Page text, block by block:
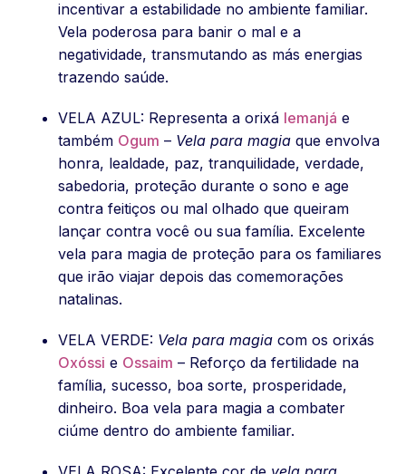
incentivar a estabilidade no ambiente familiar.
Vela poderosa para banir o mal e a
negatividade, transmutando as más energias
trazendo saúde.
VELA AZUL: Representa a orixá Iemanjá e
também Ogum – Vela para magia que envolva
honra, lealdade, paz, tranquilidade, verdade,
sabedoria, proteção durante o sono e age
contra feitiços ou mal olhado que queiram
lançar contra você ou sua família. Excelente
vela para magia de proteção para os familiares
que irão viajar depois das comemorações
natalinas.
VELA VERDE: Vela para magia com os orixás
Oxóssi e Ossaim – Reforço da fertilidade na
família, sucesso, boa sorte, prosperidade,
dinheiro. Boa vela para magia a combater
ciúme dentro do ambiente familiar.